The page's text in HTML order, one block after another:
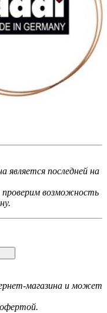
является последней на
возможность
магазина и может